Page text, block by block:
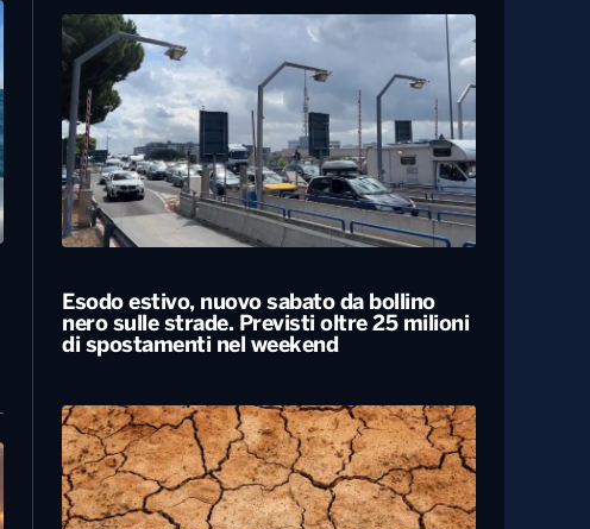
Esodo estivo, nuovo sabato da bollino
nero sulle strade. Previsti oltre 25 milioni
di spostamenti nel weekend